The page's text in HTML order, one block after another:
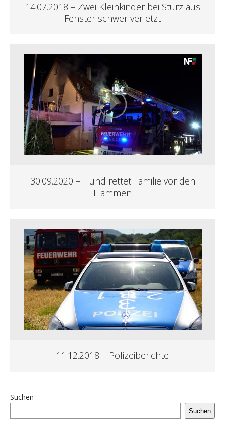
14.07.2018 – Zwei Kleinkinder bei Sturz aus
Fenster schwer verletzt
30.09.2020 – Hund rettet Familie vor den
Flammen
11.12.2018 – Polizeiberichte
Suchen
Suchen